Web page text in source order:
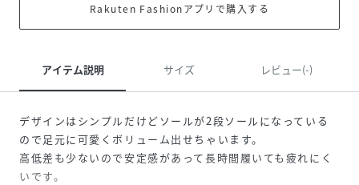
Rakuten Fashionアプリで購入する
アイテム説明 サイズ レビュー(-)
デザインはシンプルだけどソールが2段ソールになっている
ので足元に可愛くボリューム出せちゃいます。
高低差も少ないので安定感があって長時間履いても疲れにく
いです。